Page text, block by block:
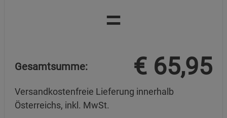
=
Gesamtsumme: € 65,95
Versandkostenfreie Lieferung innerhalb
Österreichs, inkl. MwSt.